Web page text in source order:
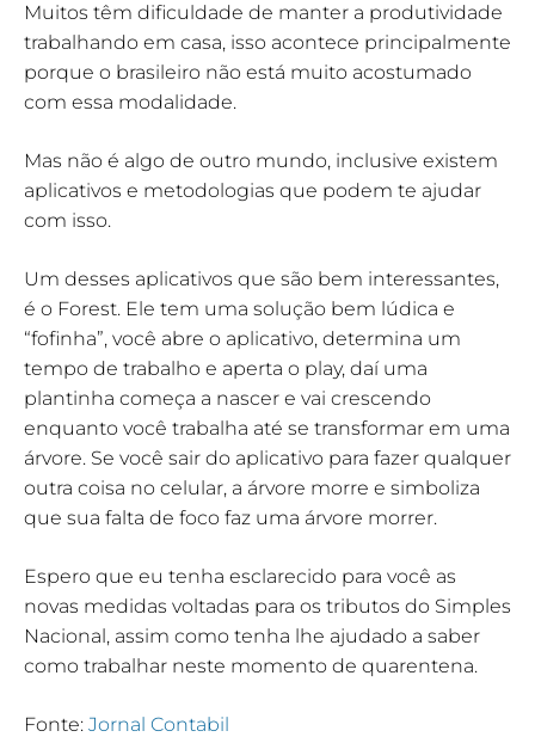
Muitos têm dificuldade de manter a produtividade
trabalhando em casa, isso acontece principalmente
porque o brasileiro não está muito acostumado
com essa modalidade.
Mas não é algo de outro mundo, inclusive existem
aplicativos e metodologias que podem te ajudar
com isso.
Um desses aplicativos que são bem interessantes,
é o Forest. Ele tem uma solução bem lúdica e
“fofinha”, você abre o aplicativo, determina um
tempo de trabalho e aperta o play, daí uma
plantinha começa a nascer e vai crescendo
enquanto você trabalha até se transformar em uma
árvore. Se você sair do aplicativo para fazer qualquer
outra coisa no celular, a árvore morre e simboliza
que sua falta de foco faz uma árvore morrer.
Espero que eu tenha esclarecido para você as
novas medidas voltadas para os tributos do Simples
Nacional, assim como tenha lhe ajudado a saber
como trabalhar neste momento de quarentena.
Fonte: Jornal Contabil